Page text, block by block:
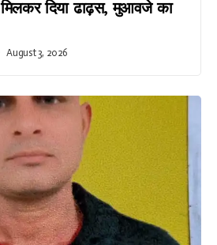
मिलकर दिया ढाढ़स, मुआवजे का
August 3, 2026